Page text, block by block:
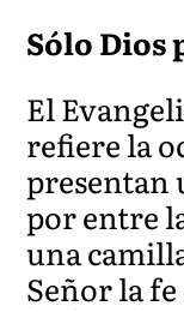
Sólo Dios
El
refiere la
presentan
por entre
una
Señor la